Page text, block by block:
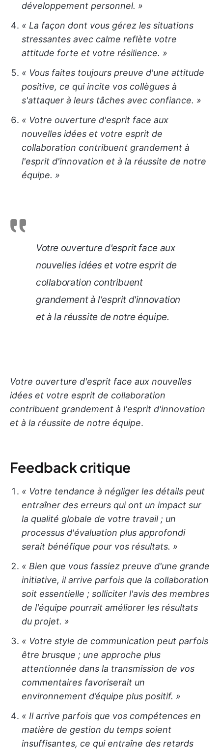
développement personnel. »
« La façon dont vous gérez les situations
stressantes avec calme reflète votre
attitude forte et votre résilience. »
« Vous faites toujours preuve d'une attitude
positive, ce qui incite vos collègues à
s'attaquer à leurs tâches avec confiance. »
« Votre ouverture d'esprit face aux
nouvelles idées et votre esprit de
collaboration contribuent grandement à
l'esprit d'innovation et à la réussite de notre
équipe. »
Votre ouverture d'esprit face aux
nouvelles idées et votre esprit de
collaboration contribuent
grandement à l'esprit d'innovation
et à la réussite de notre équipe.
Votre ouverture d'esprit face aux nouvelles
idées et votre esprit de collaboration
contribuent grandement à l'esprit d'innovation
et à la réussite de notre équipe.
Feedback critique
« Votre tendance à négliger les détails peut
entraîner des erreurs qui ont un impact sur
la qualité globale de votre travail ; un
processus d'évaluation plus approfondi
serait bénéfique pour vos résultats. »
« Bien que vous fassiez preuve d'une grande
initiative, il arrive parfois que la collaboration
soit essentielle ; solliciter l'avis des membres
de l'équipe pourrait améliorer les résultats
du projet. »
« Votre style de communication peut parfois
être brusque ; une approche plus
attentionnée dans la transmission de vos
commentaires favoriserait un
environnement d’équipe plus positif. »
« Il arrive parfois que vos compétences en
matière de gestion du temps soient
insuffisantes, ce qui entraîne des retards